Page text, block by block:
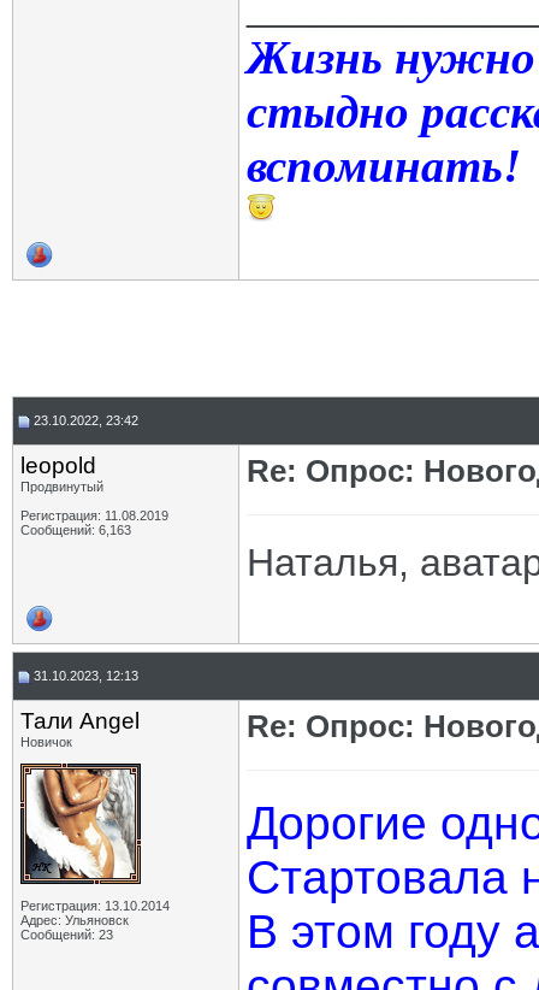
Жизнь
стыдно
вспоминать!
23.10.2022, 23:42
leopold
Продвинутый
Регистрация: 11.08.2019
Сообщений: 6,163
Re: Опрос:
Наталья,
31.10.2023, 12:13
Тали Angel
Новичок
Регистрация: 13.10.2014
Адрес: Ульяновск
Сообщений: 23
Re: Опрос:
Дорогие
Стартовала
В этом году